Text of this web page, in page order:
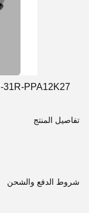
تفاصيل المنتج
شروط الدفع والشحن